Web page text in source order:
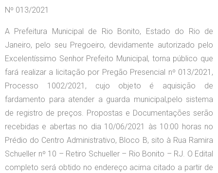
Nº 013/2021
A Prefeitura Municipal de Rio Bonito, Estado do Rio de
Janeiro, pelo seu Pregoeiro, devidamente autorizado pelo
Excelentíssimo Senhor Prefeito Municipal, torna público que
fará realizar a licitação por Pregão Presencial nº 013/2021,
Processo 1002/2021, cujo objeto é aquisição de
fardamento para atender a guarda municipal,pelo sistema
de registro de preços. Propostas e Documentações serão
recebidas e abertas no dia 10/06/2021 às 10:00 horas no
Prédio do Centro Administrativo, Bloco B, sito à Rua Ramira
Schueller nº 10 – Retiro Schueller – Rio Bonito – RJ. O Edital
completo será obtido no endereço acima citado a partir de